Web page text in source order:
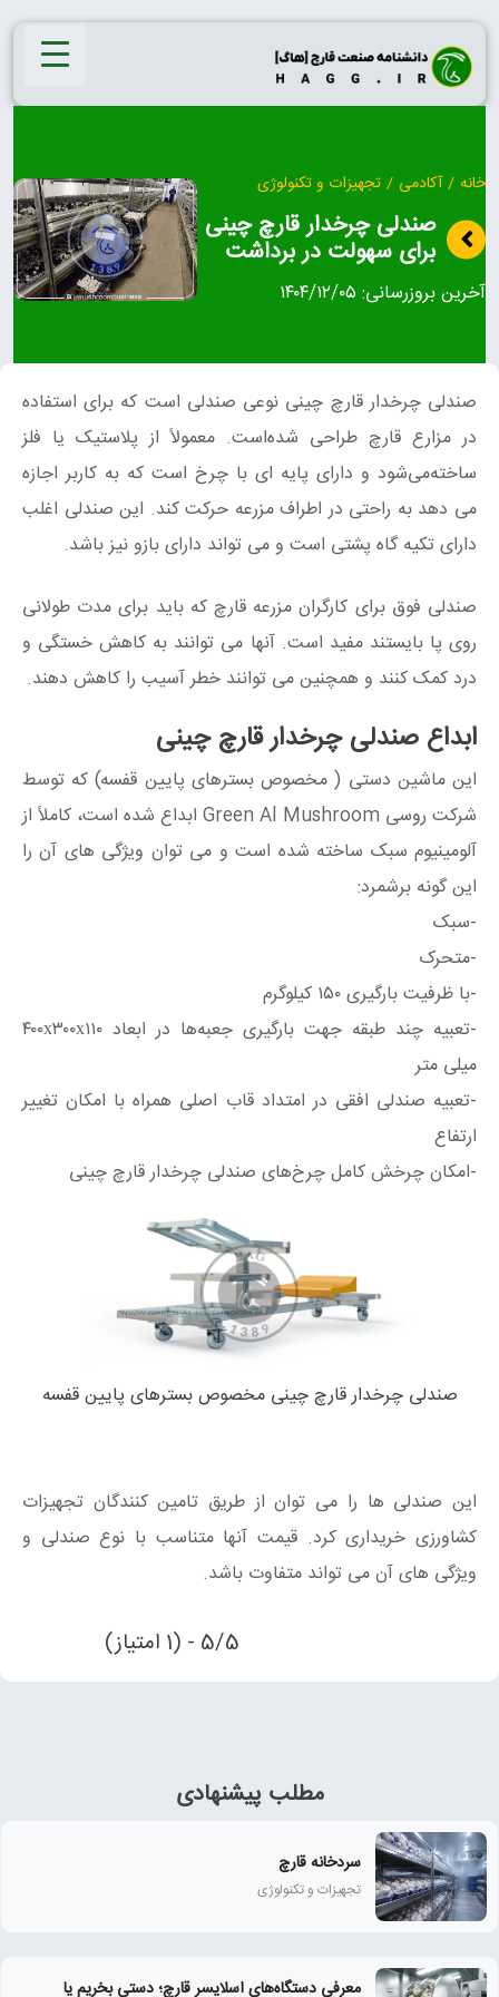
Skip
content
خانه / آکادمی / تجهیزات و تکنولوژی
صندلی چرخدار قارچ چینی
برای سهولت در برداشت
آخرین بروزرسانی: ۱۴۰۴/۱۲/۰۵
صندلی چرخدار قارچ چینی نوعی صندلی است که برای استفاده
در مزارع قارچ طراحی شده‌است. معمولاً از پلاستیک یا فلز
ساخته‌می‌شود و دارای پایه ای با چرخ است که به کاربر اجازه
می دهد به راحتی در اطراف مزرعه حرکت کند. این صندلی اغلب
دارای تکیه گاه پشتی است و می تواند دارای بازو نیز باشد.
صندلی فوق برای کارگران مزرعه قارچ که باید برای مدت طولانی
روی پا بایستند مفید است. آنها می توانند به کاهش خستگی و
درد کمک کنند و همچنین می توانند خطر آسیب را کاهش دهند.
ابداع صندلی چرخدار قارچ چینی
این ماشین دستی ( مخصوص بسترهای پایین قفسه) که توسط
شرکت روسی Green Al Mushroom ابداع شده است، کاملاً از
آلومینیوم سبک ساخته شده است و می توان ویژگی های آن را
این گونه برشمرد:
-سبک
-متحرک
-با ظرفیت بارگیری ۱۵۰ کیلوگرم
-تعبیه چند طبقه جهت بارگیری جعبه‌ها در ابعاد ۴۰۰х۳۰۰х۱۱۰
میلی متر
-تعبیه صندلی افقی در امتداد قاب اصلی همراه با امکان تغییر
ارتفاع
-امکان چرخش کامل چرخ‌های صندلی چرخدار قارچ چینی
صندلی چرخدار قارچ چینی مخصوص بسترهای پایین قفسه
این صندلی ها را می توان از طریق تامین کنندگان تجهیزات
کشاورزی خریداری کرد. قیمت آنها متناسب با نوع صندلی و
ویژگی های آن می تواند متفاوت باشد.
5/5 - (1 امتیاز)
مطلب پیشنهادی
سردخانه قارچ
تجهیزات و تکنولوژی
معرفی دستگاه‌های اسلایسر قارچ؛ دستی بخریم یا